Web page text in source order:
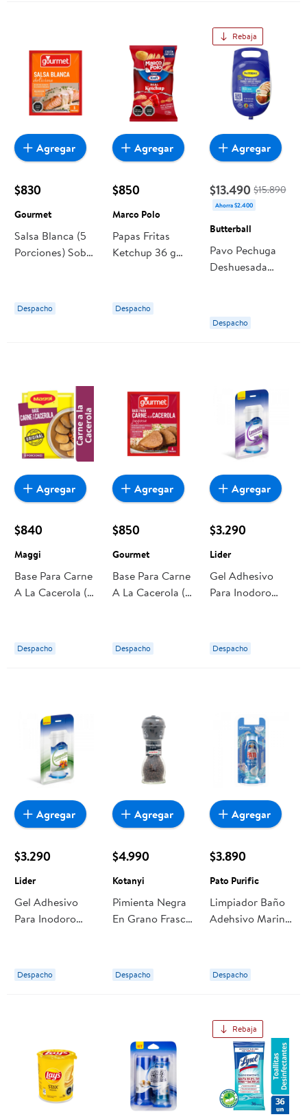
$830
Gourmet
Salsa Blanca (5
Porciones) Sobre
Despacho
Agregar
$850
Marco Polo
Papas Fritas
Ketchup 36 g
Despacho
Agregar
Rebaja
$13.490 $15.890
Ahorra $2.400
Butterball
Pavo Pechuga
Deshuesada
Despacho
Agregar
$840
Maggi
Base Para Carne
A La Cacerola (6
Despacho
Agregar
$850
Gourmet
Base Para Carne
A La Cacerola (6
Despacho
Agregar
$3.290
Lider
Gel Adhesivo
Para Inodoro
Lider
Despacho
Agregar
$3.290
Lider
Gel Adhesivo
Para Inodoro
Doypack 36 ml
Lider
Despacho
Agregar
$4.990
Kotanyi
Pimienta Negra
En Grano Frasco
Despacho
Agregar
$3.890
Pato Purific
Limpiador Baño
Adehsivo Marina
Purific
Despacho
Agregar
Rebaja